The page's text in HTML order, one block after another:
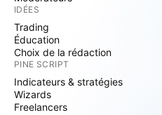
IDÉES
Trading
Éducation
Choix de la rédaction
PINE SCRIPT
Indicateurs & stratégies
Wizards
Freelancers